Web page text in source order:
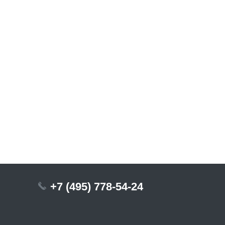
+7 (495) 778-54-24